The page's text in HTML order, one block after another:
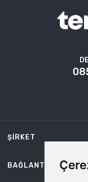
ŞIRKET
BAĞLANTILAR